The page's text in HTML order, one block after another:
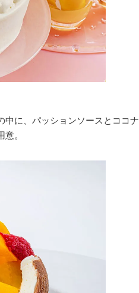
中に、パッションソースとココナ
。